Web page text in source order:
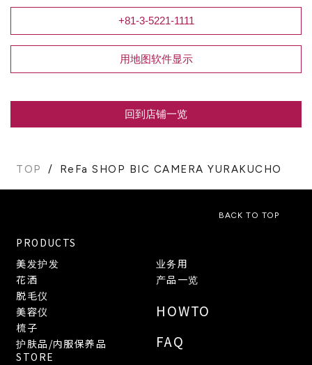
+81-3-5221-1111
用地图软件显示
回到店铺一览
TOP ReFa SHOP BIC CAMERA YURAKUCHO
BACK TO TOP
PRODUCTS
美发护发
花洒
脱毛仪
美容仪
梳子
护肤品/内服保养品
业务用
产品一览
HOWTO
FAQ
STORE